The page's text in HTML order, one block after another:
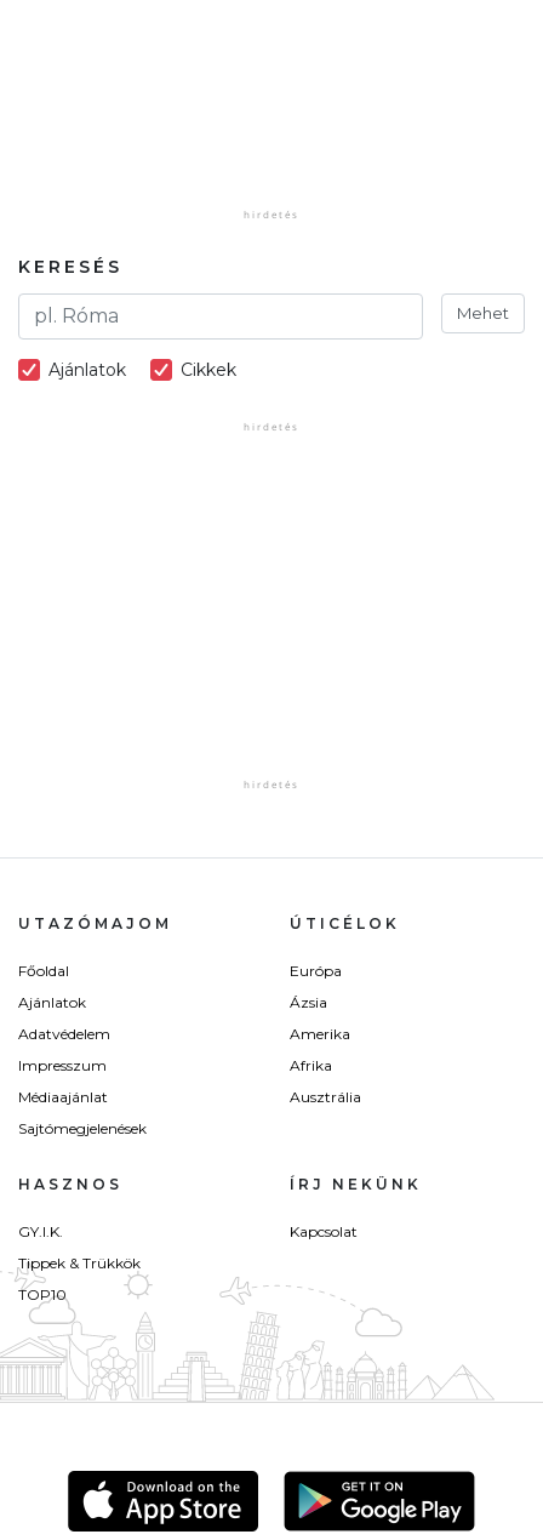
KERESÉS
Mehet
Ajánlatok Cikkek
UTAZÓMAJOM
Főoldal
Ajánlatok
Adatvédelem
Impresszum
Médiaajánlat
Sajtómegjelenések
ÚTICÉLOK
Európa
Ázsia
Amerika
Afrika
Ausztrália
HASZNOS
GY.I.K.
Tippek & Trükkök
TOP10
ÍRJ NEKÜNK
Kapcsolat